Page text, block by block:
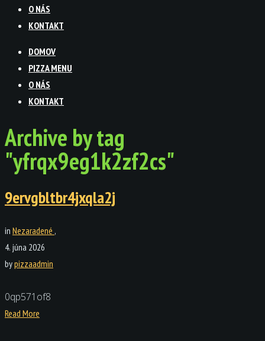
O NÁS
KONTAKT
DOMOV
PIZZA MENU
O NÁS
KONTAKT
Archive by tag
"yfrqx9eg1k2zf2cs"
9ervgbltbr4jxqla2j
in Nezaradené ,
4. júna 2026
bypizzaadmin
0qp571of8
Read More